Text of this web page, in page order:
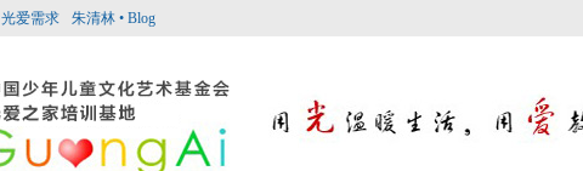
光爱需求 朱清林 • Blog